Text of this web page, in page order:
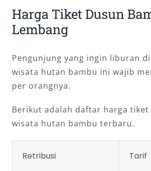
Harga Tiket Dusun
Lembang
Pengunjung yang ingin liburan di
wisata hutan bambu ini wajib
per orangnya.
Berikut adalah daftar harga tiket
wisata hutan bambu terbaru.
Retribusi Tarif